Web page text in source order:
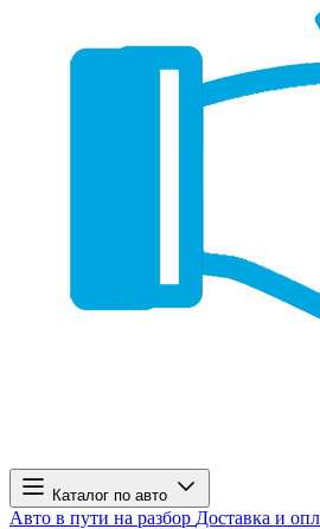
Каталог по авто
Авто в пути на разбор Доставка и